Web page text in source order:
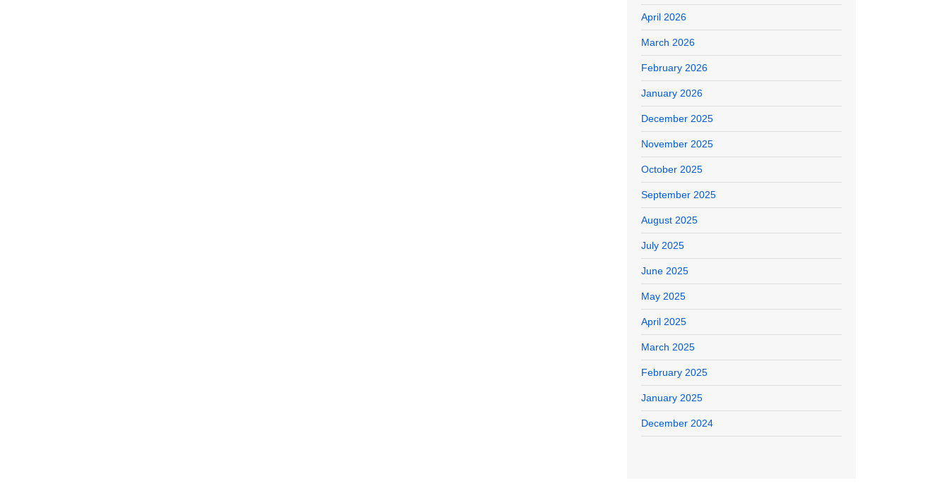
April 2026
March 2026
February 2026
January 2026
December 2025
November 2025
October 2025
September 2025
August 2025
July 2025
June 2025
May 2025
April 2025
March 2025
February 2025
January 2025
December 2024